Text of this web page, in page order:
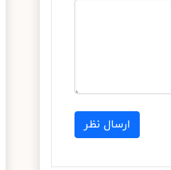
ارسال نظر